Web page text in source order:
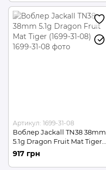
Артикул: 1699-31-08
Воблер Jackall TN38 38mm
5.1g Dragon Fruit Mat Tiger
(1699-31-08)
917 грн